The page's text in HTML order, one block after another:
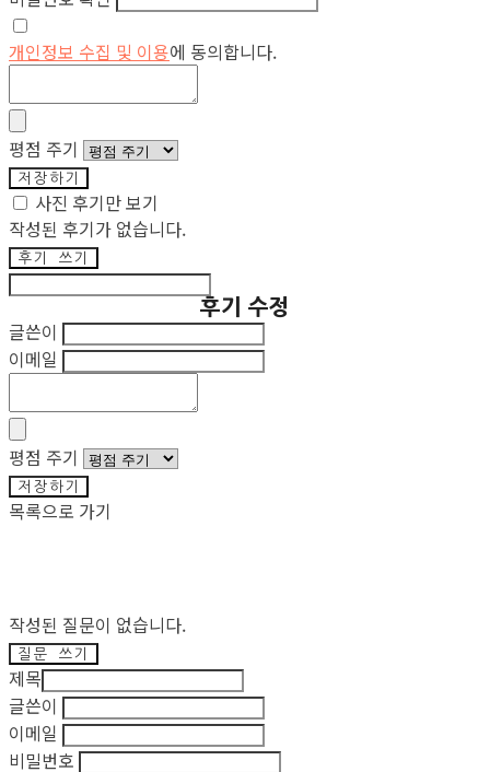
개인정보 수집 및 이용에 동의합니다.
평점 주기
저장하기
사진 후기만 보기
작성된 후기가 없습니다.
후기 쓰기
후기 수정
글쓴이
이메일
평점 주기
저장하기
목록으로 가기
작성된 질문이 없습니다.
질문 쓰기
제목
글쓴이
이메일
비밀번호